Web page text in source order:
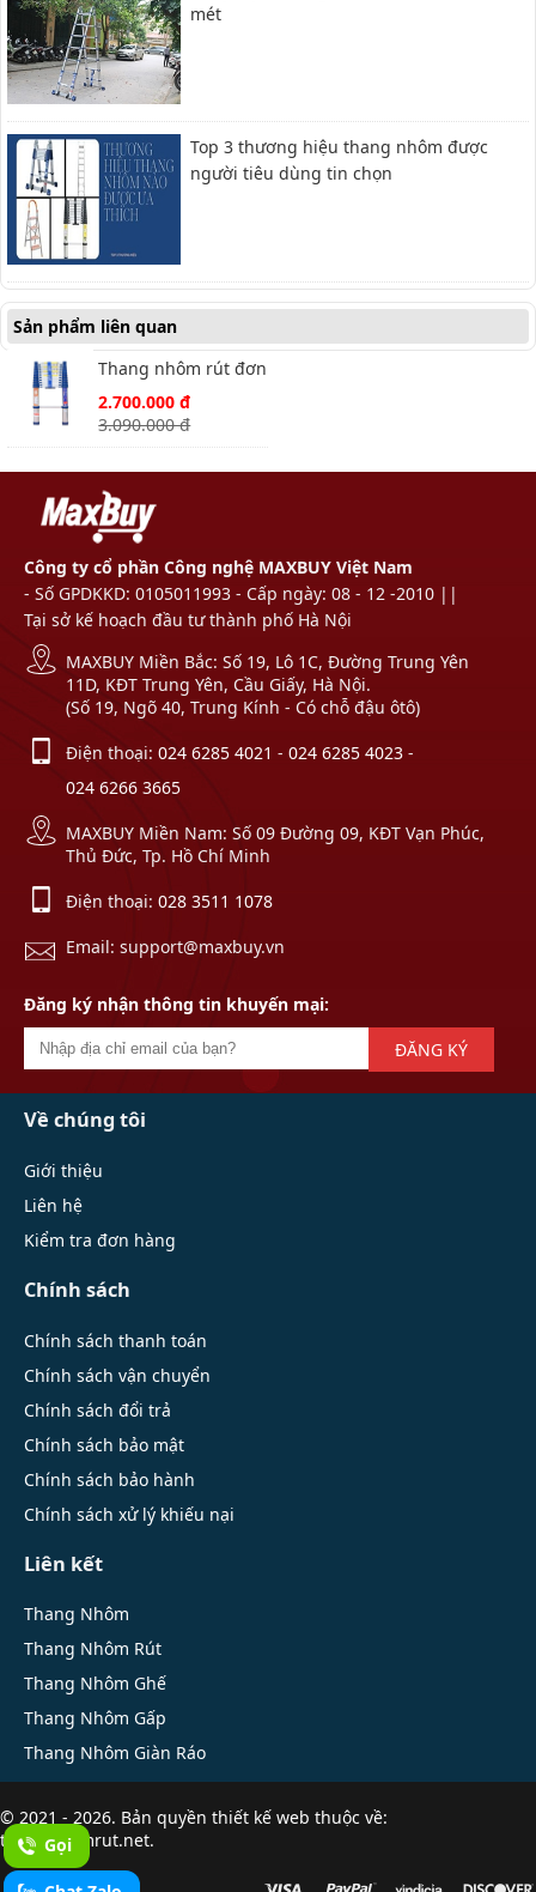
mét
Top 3 thương hiệu thang nhôm được
người tiêu dùng tin chọn
Sản phẩm liên quan
Thang nhôm rút đơn
Nikawa NK-32
2.700.000 đ
3.090.000 đ
Công ty cổ phần Công nghệ MAXBUY Việt Nam
- Số GPDKKD: 0105011993 - Cấp ngày: 08 - 12 -2010 ||
Tại sở kế hoạch đầu tư thành phố Hà Nội
MAXBUY Miền Bắc: Số 19, Lô 1C, Đường Trung Yên
11D, KĐT Trung Yên, Cầu Giấy, Hà Nội.
(Số 19, Ngõ 40, Trung Kính - Có chỗ đậu ôtô)
Điện thoại: 024 6285 4021 - 024 6285 4023 -
024 6266 3665
MAXBUY Miền Nam: Số 09 Đường 09, KĐT Vạn Phúc,
Thủ Đức, Tp. Hồ Chí Minh
Điện thoại: 028 3511 1078
Email: support@maxbuy.vn
Đăng ký nhận thông tin khuyến mại:
ĐĂNG KÝ
Về chúng tôi
Giới thiệu
Liên hệ
Kiểm tra đơn hàng
Chính sách
Chính sách thanh toán
Chính sách vận chuyển
Chính sách đổi trả
Chính sách bảo mật
Chính sách bảo hành
Chính sách xử lý khiếu nại
Liên kết
Thang Nhôm
Thang Nhôm Rút
Thang Nhôm Ghế
Thang Nhôm Gấp
Thang Nhôm Giàn Ráo
© 2021 - 2026. Bản quyền thiết kế web thuộc về:
thangnhomrut.net.
Gọi